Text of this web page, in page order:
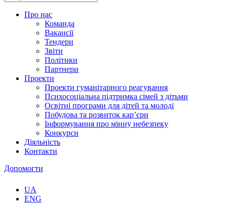
Про нас
Команда
Вакансії
Тендери
Звіти
Політики
Партнери
Проекти
Проекти гуманітарного реагування
Психосоціальна підтримка сімей з дітьми
Освітні програми для дітей та молоді
Побудова та розвиток кар’єри
Інформування про мінну небезпеку
Конкурси
Діяльність
Контакти
Допомогти
UA
ENG